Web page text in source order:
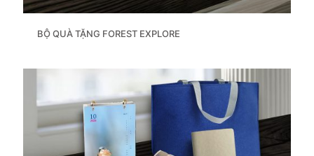
BỘ QUÀ TẶNG FOREST EXPLORE